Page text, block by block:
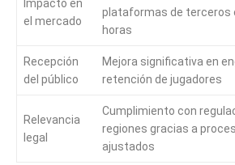
Impacto en
el mercado
plataformas de terceros
horas
Recepción
del público
Mejora significativa en
retención de jugadores
Relevancia
legal
Cumplimiento con
regiones gracias a
ajustados